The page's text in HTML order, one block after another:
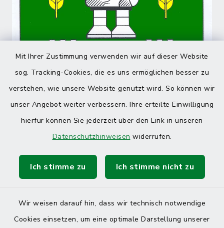
Mit Ihrer Zustimmung verwenden wir auf dieser Website
sog. Tracking-Cookies, die es uns ermöglichen besser zu
verstehen, wie unsere Website genutzt wird. So können wir
unser Angebot weiter verbessern. Ihre erteilte Einwilligung
hierfür können Sie jederzeit über den Link in unseren
Datenschutzhinweisen widerrufen.
Ich stimme zu Ich stimme nicht zu
Wir weisen darauf hin, dass wir technisch notwendige
Cookies einsetzen, um eine optimale Darstellung unserer
Kontakt